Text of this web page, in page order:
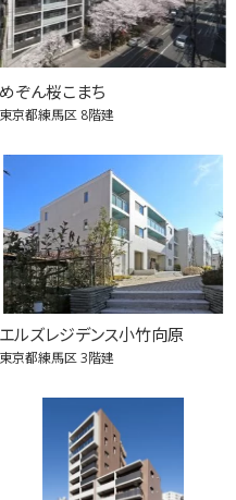
めぞん桜こまち
東京都練馬区 8階建
エルズレジデンス小竹向原
東京都練馬区3階建